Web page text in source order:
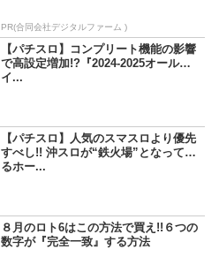
PR(合同会社デジタルファーム )
【パチスロ】コンプリート機能の影響
で高設定増加!?『2024-2025オールナ
イ...
【パチスロ】人気のスマスロより優先
すべし!! 沖スロが“鉄火場”となってい
るホー...
８月のロト6はこの方法で買え!!６つの
数字が『完全一致』する方法